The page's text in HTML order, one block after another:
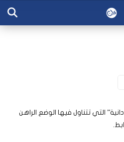
التي تتناول فيها الوضع الراهن